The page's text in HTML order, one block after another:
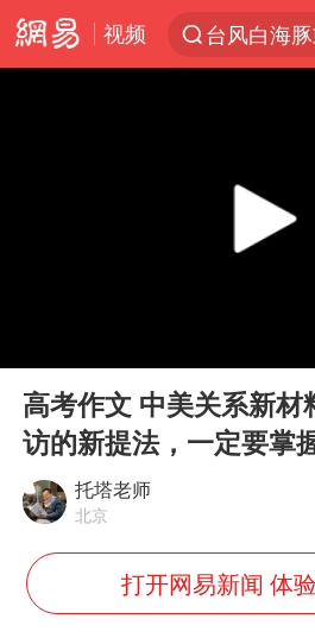
视频
台风白海
宇树科技
U17国足1
Play
高考作文 中美关系新材
访的新提法，一定要掌
托塔老师
北京
打开网易新闻 体